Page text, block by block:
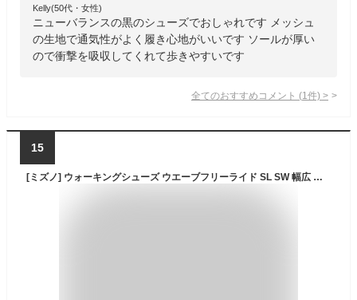
Kelly(50代・女性)
ニューバランスの黒のシューズでおしゃれです メッシュ
の生地で通気性がよく履き心地がいいです ソールが厚い
ので衝撃を吸収してくれて歩きやすいです
全てのおすすめコメント (1 件) >
15
[ミズノ] ウォーキングシューズ ウエーブフリーライド SL SW 幅広 軽量 カジュアル ブラック 26.5 cm 4E